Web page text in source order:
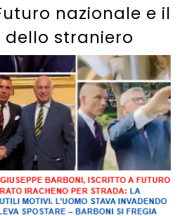
nazionale e il
straniero